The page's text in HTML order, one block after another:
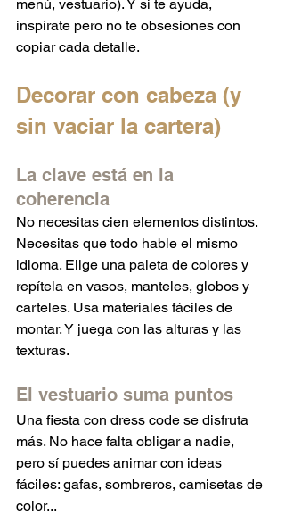
menú, vestuario). Y si te ayuda,
inspírate pero no te obsesiones con
copiar cada detalle.
Decorar con cabeza (y
sin vaciar la cartera)
La clave está en la
coherencia
No necesitas cien elementos distintos.
Necesitas que todo hable el mismo
idioma. Elige una paleta de colores y
repítela en vasos, manteles, globos y
carteles. Usa materiales fáciles de
montar. Y juega con las alturas y las
texturas.
El vestuario suma puntos
Una fiesta con dress code se disfruta
más. No hace falta obligar a nadie,
pero sí puedes animar con ideas
fáciles: gafas, sombreros, camisetas de
color...